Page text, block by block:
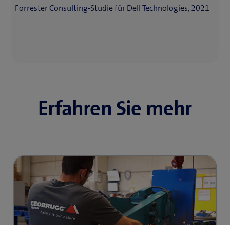
Forrester Consulting-Studie für Dell Technologies, 2021
Erfahren Sie mehr